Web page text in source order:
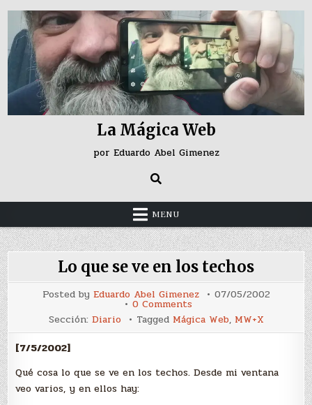
Skip
content
La Mágica Web
por Eduardo Abel Gimenez
MENU
Lo que se ve en los techos
Posted by Eduardo Abel Gimenez 07/05/2002
0 Commentson
Lo
que
se
techos
Sección: Diario Tagged Mágica Web, MW+X
[7/5/2002]
Qué cosa lo que se ve en los techos. Desde mi ventana
veo varios, y en ellos hay: